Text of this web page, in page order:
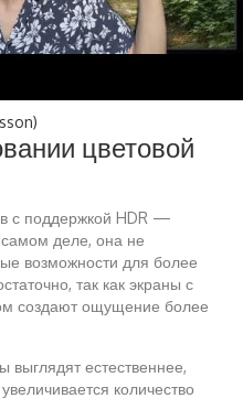
цветовой
с поддержкой HDR —
деле, она не
возможности для более
так как экраны с
создают ощущение более
выглядят естественнее,
количество